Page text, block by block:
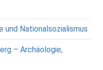
und Nationalsozialismus
– Archäologie,